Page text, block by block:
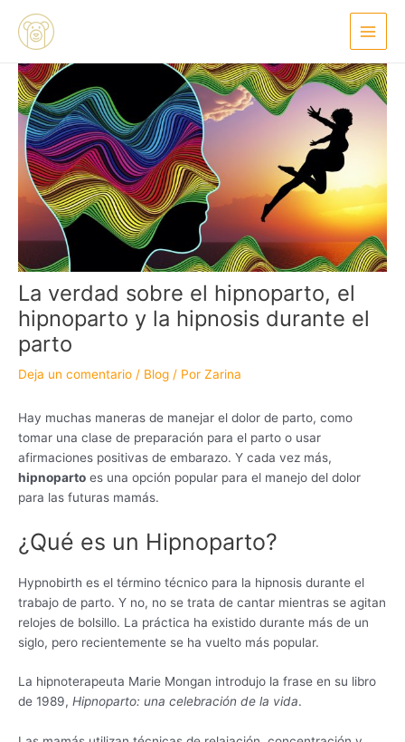
contenido
Main
Menu
La verdad sobre el hipnoparto, el
hipnoparto y la hipnosis durante el
parto
Deja un comentario / Blog / Por Zarina
Hay muchas maneras de manejar el dolor de parto, como
tomar una clase de preparación para el parto o usar
afirmaciones positivas de embarazo. Y cada vez más,
hipnoparto es una opción popular para el manejo del dolor
para las futuras mamás.
¿Qué es un Hipnoparto?
Hypnobirth es el término técnico para la hipnosis durante el
trabajo de parto. Y no, no se trata de cantar mientras se agitan
relojes de bolsillo. La práctica ha existido durante más de un
siglo, pero recientemente se ha vuelto más popular.
La hipnoterapeuta Marie Mongan introdujo la frase en su libro
de 1989, Hipnoparto: una celebración de la vida.
de
entradas